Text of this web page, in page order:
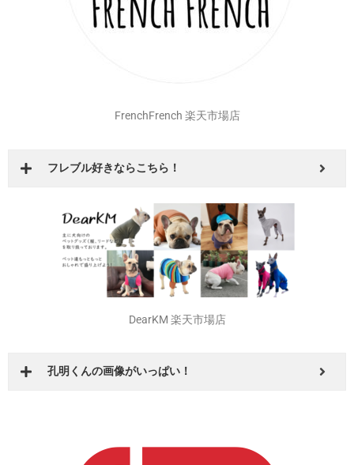
FrenchFrench 楽天市場店
フレブル好きならこちら！
DearKM 楽天市場店
孔明くんの画像がいっぱい！